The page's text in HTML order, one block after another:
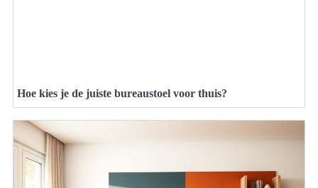
Hoe kies je de juiste bureaustoel voor thuis?